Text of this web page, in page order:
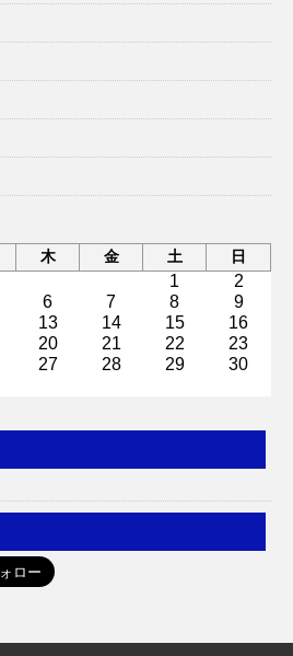
木 金 土 日
1
2
6 7 8
9
13 14 15
16
20 21 22
23
27 28 29
30